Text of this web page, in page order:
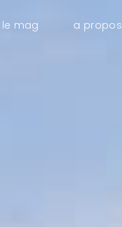
le mag a propos